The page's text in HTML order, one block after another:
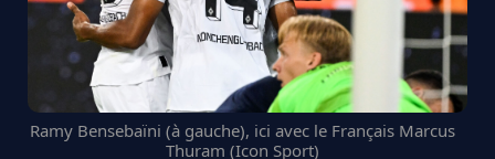
Ramy Bensebaïni (à gauche), ici avec le Français Marcus
Thuram (Icon Sport)